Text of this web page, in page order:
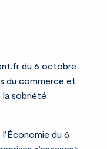
du 6 octobre
du commerce et
la sobriété
du 6